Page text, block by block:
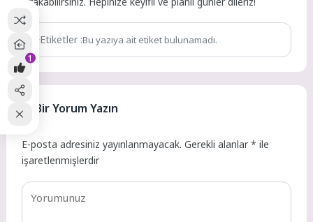
Etiketler :Bu yazıya ait etiket bulunamadı.
Bir Yorum Yazın
E-posta adresiniz yayınlanmayacak. Gerekli alanlar* ile
işaretlenmişlerdir
1